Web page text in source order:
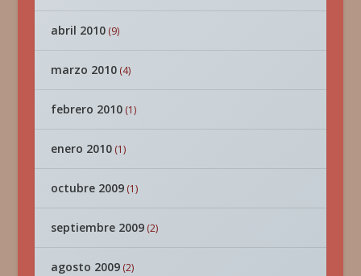
abril 2010(9)
marzo 2010(4)
febrero 2010(1)
enero 2010(1)
octubre 2009(1)
septiembre 2009(2)
agosto 2009(2)